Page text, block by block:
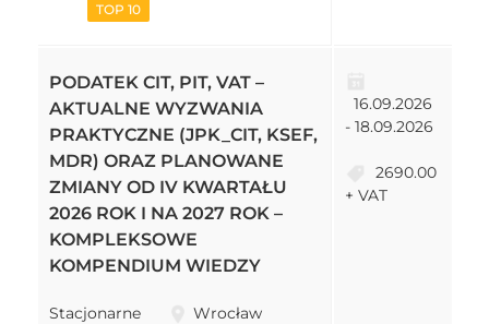
TOP 10
PODATEK CIT, PIT, VAT –
AKTUALNE WYZWANIA
PRAKTYCZNE (JPK_CIT, KSEF,
MDR) ORAZ PLANOWANE
ZMIANY OD IV KWARTAŁU
2026 ROK I NA 2027 ROK –
KOMPLEKSOWE
KOMPENDIUM WIEDZY
Stacjonarne Wrocław
16.09.2026
- 18.09.2026
2690.00
+ VAT